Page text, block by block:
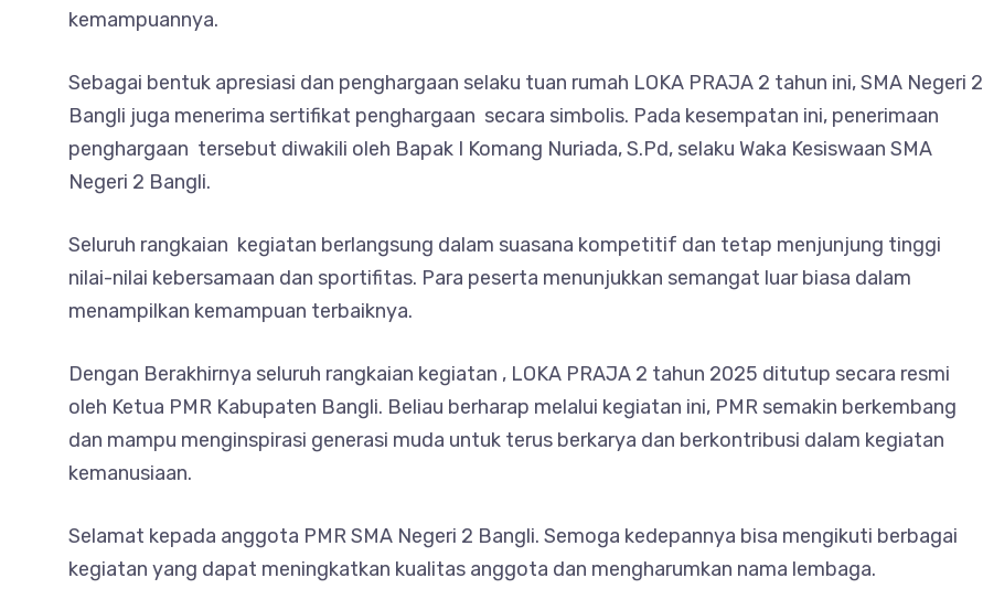
kemampuannya.
Sebagai bentuk apresiasi dan penghargaan selaku tuan rumah LOKA PRAJA 2 tahun ini, SMA Negeri 2
Bangli juga menerima sertifikat penghargaan secara simbolis. Pada kesempatan ini, penerimaan
penghargaan tersebut diwakili oleh Bapak I Komang Nuriada, S.Pd, selaku Waka Kesiswaan SMA
Negeri 2 Bangli.
Seluruh rangkaian kegiatan berlangsung dalam suasana kompetitif dan tetap menjunjung tinggi
nilai-nilai kebersamaan dan sportifitas. Para peserta menunjukkan semangat luar biasa dalam
menampilkan kemampuan terbaiknya.
Dengan Berakhirnya seluruh rangkaian kegiatan , LOKA PRAJA 2 tahun 2025 ditutup secara resmi
oleh Ketua PMR Kabupaten Bangli. Beliau berharap melalui kegiatan ini, PMR semakin berkembang
dan mampu menginspirasi generasi muda untuk terus berkarya dan berkontribusi dalam kegiatan
kemanusiaan.
Selamat kepada anggota PMR SMA Negeri 2 Bangli. Semoga kedepannya bisa mengikuti berbagai
kegiatan yang dapat meningkatkan kualitas anggota dan mengharumkan nama lembaga.